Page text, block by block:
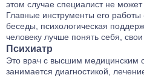
этом случае специалист не
Главные инструменты его работы
беседы, психологическая
человеку лучше понять себя,
Психиатр
Это врач с высшим медицинским
занимается диагностикой,